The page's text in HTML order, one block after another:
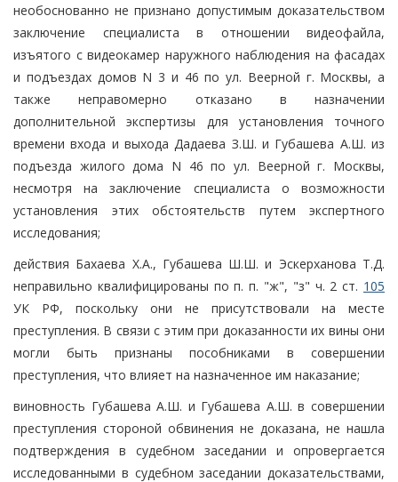
необоснованно не признано допустимым доказательством
заключение специалиста в отношении видеофайла,
изъятого с видеокамер наружного наблюдения на фасадах
и подъездах домов N 3 и 46 по ул. Веерной г. Москвы, а
также неправомерно отказано в назначении
дополнительной экспертизы для установления точного
времени входа и выхода Дадаева З.Ш. и Губашева А.Ш. из
подъезда жилого дома N 46 по ул. Веерной г. Москвы,
несмотря на заключение специалиста о возможности
установления этих обстоятельств путем экспертного
исследования;
действия Бахаева Х.А., Губашева Ш.Ш. и Эскерханова Т.Д.
неправильно квалифицированы по п. п. "ж", "з" ч. 2 ст. 105
УК РФ, поскольку они не присутствовали на месте
преступления. В связи с этим при доказанности их вины они
могли быть признаны пособниками в совершении
преступления, что влияет на назначенное им наказание;
виновность Губашева А.Ш. и Губашева А.Ш. в совершении
преступления стороной обвинения не доказана, не нашла
подтверждения в судебном заседании и опровергается
исследованными в судебном заседании доказательствами,